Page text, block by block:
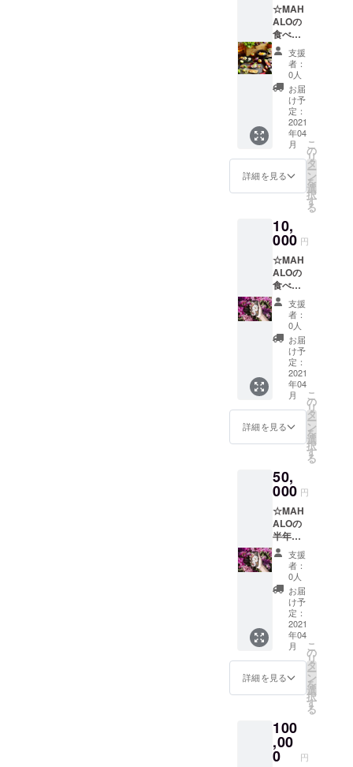
☆MAH
ALOの
食べ飲
み放題
をペア
（２名
様）ご
招待券
発行 ※2
名様分
の食べ
飲み放
題。 ※
お店が
存続す
る限り
支援
者：
0人
お届
け予
定：
2021
年04
月
詳細を見る
こ
の
リ
タ
ー
ン
を
選
択
す
る
10,
000 円
☆MAH
ALOの
食べ飲
み放題
招待券1
名様×3
か月分
※「有効
期限：
ご発行
から3か
月間」
※3か月
の間、
何度で
もご利
です。
（1名様
に限
り）
支援
者：
0人
お届
け予
定：
2021
年04
月
詳細を見る
こ
の
リ
タ
ー
ン
を
選
択
す
る
50,
000 円
☆MAH
ALOの
半年間
ご招待
券×１枚
※「有効
期限：
ご発行
から6か
月間」
※６か月
の間、
何度で
もご利
用可能
です。
に限
り）
支援
者：
0人
お届
け予
定：
2021
年04
月
詳細を見る
こ
の
リ
タ
ー
ン
を
選
択
す
る
100
,00
0 円